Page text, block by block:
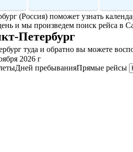
(Россия) поможет узнать
и мы произведем поиск рейса в
Петербург
туда и обратно вы можете
2026 г
Дней пребыванияПрямые рейсы